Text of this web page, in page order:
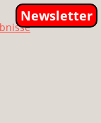
Newsletter